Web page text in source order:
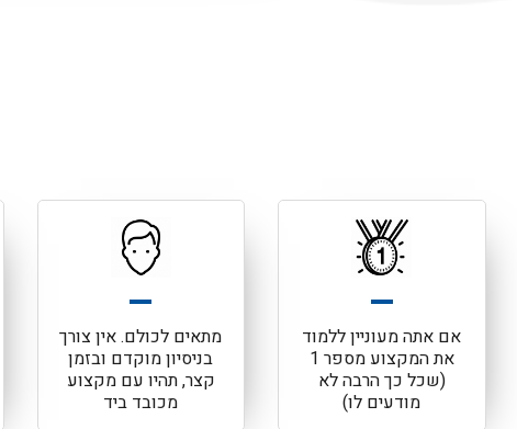
אם אתה מעוניין ללמוד
את המקצוע מספר 1
(שכל כך הרבה לא
מודעים לו)
מתאים לכולם. אין צורך
בניסיון מוקדם ובזמן
קצר, תהיו עם מקצוע
מכובד ביד